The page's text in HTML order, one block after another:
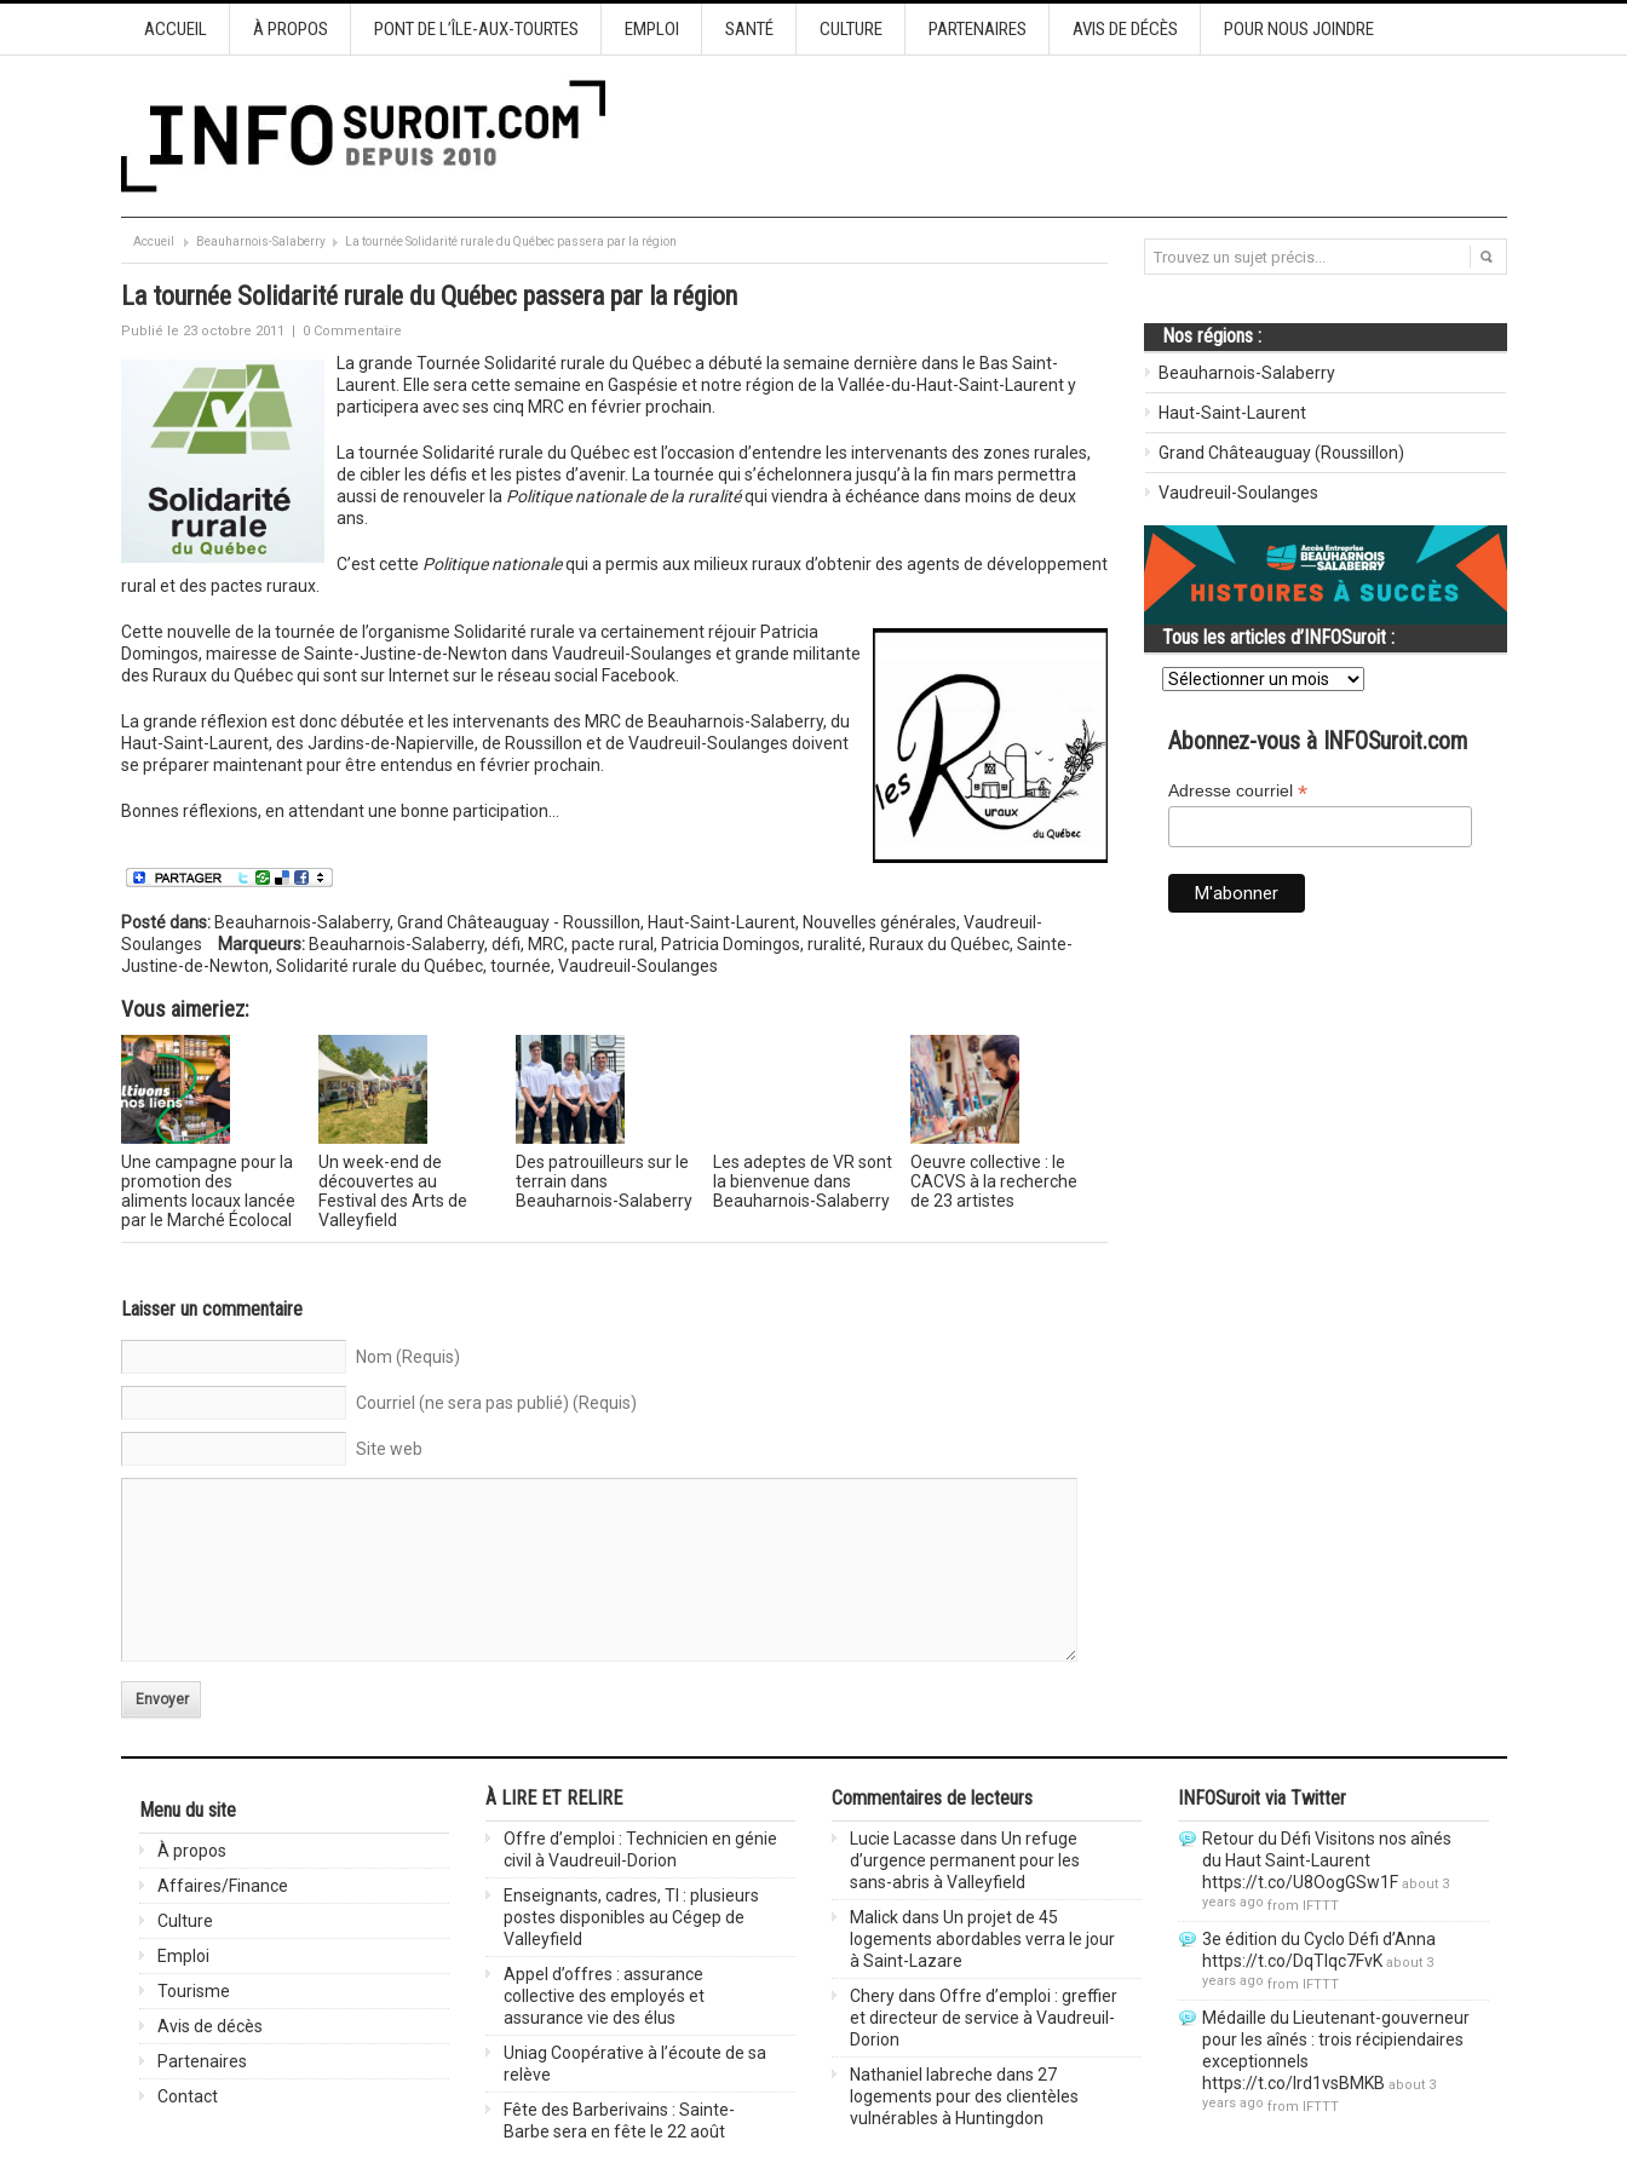
ACCUEIL À PROPOS PONT DE L’ÎLE-AUX-TOURTES EMPLOI SANTÉ CULTURE PARTENAIRES AVIS DE DÉCÈS POUR NOUS JOINDRE
Accueil Beauharnois-Salaberry La tournée Solidarité rurale du Québec passera par la région
La tournée Solidarité rurale du Québec passera par la région
Publié le 23 octobre 2011 | 0 Commentaire
La grande Tournée Solidarité rurale du Québec a débuté la semaine dernière dans le Bas Saint-
Laurent. Elle sera cette semaine en Gaspésie et notre région de la Vallée-du-Haut-Saint-Laurent y
participera avec ses cinq MRC en février prochain.
La tournée Solidarité rurale du Québec est l’occasion d’entendre les intervenants des zones rurales,
de cibler les défis et les pistes d’avenir. La tournée qui s’échelonnera jusqu’à la fin mars permettra
aussi de renouveler la Politique nationale de la ruralitéqui viendra à échéance dans moins de deux
ans.
C’est cette Politique nationalequi a permis aux milieux ruraux d’obtenir des agents de développement
rural et des pactes ruraux.
Cette nouvelle de la tournée de l’organisme Solidarité rurale va certainement réjouir Patricia
Domingos, mairesse de Sainte-Justine-de-Newton dans Vaudreuil-Soulanges et grande militante
des Ruraux du Québec qui sont sur Internet sur le réseau social Facebook.
La grande réflexion est donc débutée et les intervenants des MRC de Beauharnois-Salaberry, du
Haut-Saint-Laurent, des Jardins-de-Napierville, de Roussillon et de Vaudreuil-Soulanges doivent
se préparer maintenant pour être entendus en février prochain.
Bonnes réflexions, en attendant une bonne participation…
Posté dans: Beauharnois-Salaberry, Grand Châteauguay - Roussillon, Haut-Saint-Laurent, Nouvelles générales, Vaudreuil-
Soulanges
Marqueurs: Beauharnois-Salaberry, défi, MRC, pacte rural , Patricia Domingos, ruralité, Ruraux du Québec, Sainte-
Justine-de-Newton, Solidarité rurale du Québec, tournée, Vaudreuil-Soulanges
Vous aimeriez:
Une campagne pour la
promotion des
aliments locaux lancée
par le Marché Écolocal
Un week-end de
découvertes au
Festival des Arts de
Valleyfield
Des patrouilleurs sur le
terrain dans
Beauharnois-Salaberry
Les adeptes de VR sont
la bienvenue dans
Beauharnois-Salaberry
Oeuvre collective : le
CACVS à la recherche
de 23 artistes
Laisser un commentaire
Nom (Requis)
Courriel (ne sera pas publié) (Requis)
Site web
Envoyer
Nos régions :
Beauharnois-Salaberry
Haut-Saint-Laurent
Grand Châteauguay (Roussillon)
Vaudreuil-Soulanges
Tous les articles d’INFOSuroit :
Tous
les
d’INFOSuroit
Abonnez-vous à INFOSuroit.com
Adresse courriel *
Menu du site
À propos
Affaires/Finance
Culture
Emploi
Tourisme
Avis de décès
Partenaires
Contact
À LIRE ET RELIRE
Offre d’emploi : Technicien en génie
civil à Vaudreuil-Dorion
Enseignants, cadres, TI : plusieurs
postes disponibles au Cégep de
Valleyfield
Appel d’offres : assurance
collective des employés et
assurance vie des élus
Uniag Coopérative à l’écoute de sa
relève
Fête des Barberivains : Sainte-
Barbe sera en fête le 22 août
Commentaires de lecteurs
Lucie Lacasse dans Un refuge
d’urgence permanent pour les
sans-abris à Valleyfield
Malickdans Un projet de 45
logements abordables verra le jour
à Saint-Lazare
Cherydans Offre d’emploi : greffier
et directeur de service à Vaudreuil-
Dorion
Nathaniel labreche dans 27
logements pour des clientèles
vulnérables à Huntingdon
INFOSuroit via Twitter
Retour du Défi Visitons nos aînés
du Haut Saint-Laurent
https://t.co/U8OogGSw1F about 3
years ago from IFTTT
3e édition du Cyclo Défi d’Anna
https://t.co/DqTlqc7FvK about 3
years ago from IFTTT
Médaille du Lieutenant-gouverneur
pour les aînés : trois récipiendaires
exceptionnels
https://t.co/lrd1vsBMKB about 3
years ago from IFTTT